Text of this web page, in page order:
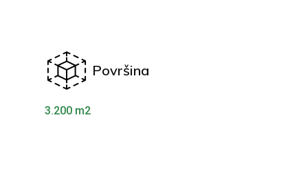
Površina
3.200 m2